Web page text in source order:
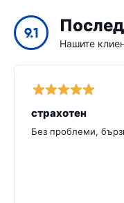
9.1
Нашите
страхотен
Без проблеми,